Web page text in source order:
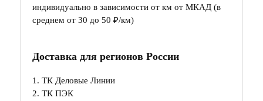
индивидуально в зависимости от км от МКАД (в
среднем от 30 до 50 ₽/км)
Доставка для регионов России
1. ТК Деловые Линии
2. ТК ПЭК